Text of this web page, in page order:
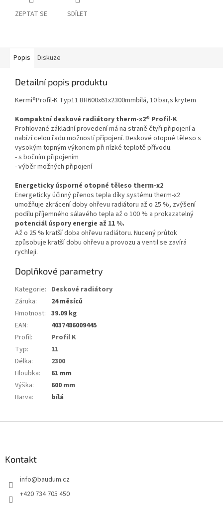
ZEPTAT SE SDÍLET
Popis Diskuze
Detailní popis produktu
Kermi®Profil-K Typ11 BH600x61x2300mmbílá, 10 bar,s krytem
Kompaktní deskové radiátory therm-x2® Profil-K
Profilované základní provedení má na straně čtyři připojení a
nabízí celou řadu možností připojení. Deskové otopné těleso s
vysokým topným výkonem při nízké teplotě přívodu.
- s bočním připojením
- výběr možných připojení
Energeticky úsporné otopné těleso therm-x2
Energeticky účinný přenos tepla díky systému therm-x2
umožňuje zkrácení doby ohřevu radiátoru až o 25 %, zvýšení
podílu příjemného sálavého tepla až o 100 % a prokazatelný
potenciál úspory energie až 11 %.
Až o 25 % kratší doba ohřevu radiátoru. Nucený průtok
způsobuje kratší dobu ohřevu a provozu a ventil se zavírá
rychleji.
Doplňkové parametry
Kategorie: Deskové radiátory
Záruka:
24 měsíců
Hmotnost: 39.09 kg
EAN:
4037486009445
Profil:
Profil K
Typ:
11
Délka:
2300
Hloubka:
61 mm
Výška:
600 mm
Barva: bílá
Kontakt
info@baudum.cz
+420 734 705 450